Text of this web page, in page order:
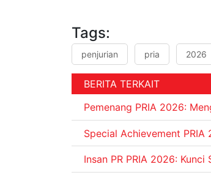
Tags:
penjurian pria 2026
BERITA TERKAIT
Pemenang PRIA 2026:
Special Achievement
Insan PR PRIA 2026: